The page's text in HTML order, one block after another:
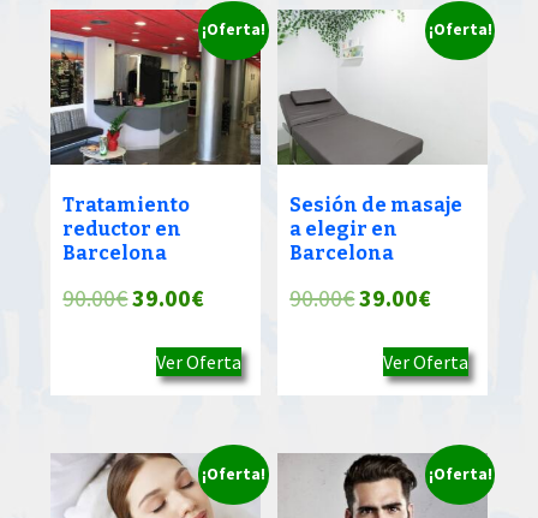
¡Oferta!
Tratamiento
reductor en
Barcelona
90.00€El
original
39.00€El
actual
39.00€.
Ver Oferta
¡Oferta!
Sesión de masaje
a elegir en
Barcelona
90.00€El
original
era:
39.00€El
actual
es:
39.00€.
Ver Oferta
¡Oferta! ¡Oferta!